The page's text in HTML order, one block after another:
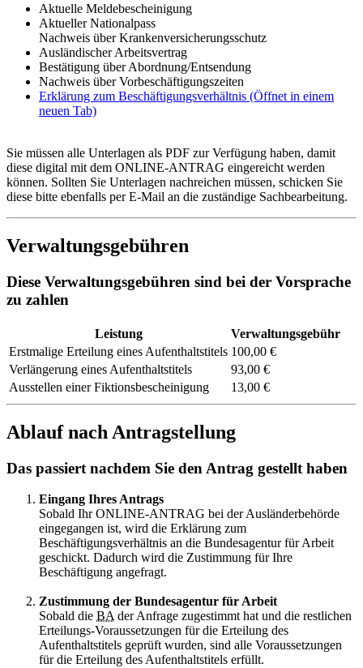
Aktuelle Meldebescheinigung
Aktueller Nationalpass
Nachweis über Krankenversicherungsschutz
Ausländischer Arbeitsvertrag
Bestätigung über Abordnung/Entsendung
Nachweis über Vorbeschäftigungszeiten
Erklärung zum Beschäftigungsverhältnis (Öffnet in einem
neuen Tab)
Sie müssen alle Unterlagen als PDF zur Verfügung haben, damit
diese digital mit dem ONLINE-ANTRAG eingereicht werden
können. Sollten Sie Unterlagen nachreichen müssen, schicken Sie
diese bitte ebenfalls per E-Mail an die zuständige Sachbearbeitung.
Verwaltungsgebühren
Diese Verwaltungsgebühren sind bei der Vorsprache
zu zahlen
Leistung
Verwaltungsgebühr
Erstmalige Erteilung eines Aufenthaltstitels 100,00 €
Verlängerung eines Aufenthaltstitels
93,00 €
Ausstellen einer Fiktionsbescheinigung
13,00 €
Ablauf nach Antragstellung
Das passiert nachdem Sie den Antrag gestellt haben
Eingang Ihres Antrags
Sobald Ihr ONLINE-ANTRAG bei der Ausländerbehörde
eingegangen ist, wird die Erklärung zum
Beschäftigungsverhältnis an die Bundesagentur für Arbeit
geschickt. Dadurch wird die Zustimmung für Ihre
Beschäftigung angefragt.
Zustimmung der Bundesagentur für Arbeit
Sobald die BA der Anfrage zugestimmt hat und die restlichen
Erteilungs-Voraussetzungen für die Erteilung des
Aufenthaltstitels geprüft wurden, sind alle Voraussetzungen
für die Erteilung des Aufenthaltstitels erfüllt.